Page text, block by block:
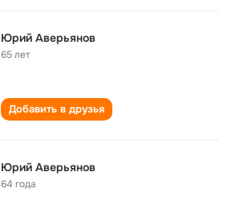
Юрий Аверьянов
65 лет
Добавить в друзья
Юрий Аверьянов
64 года